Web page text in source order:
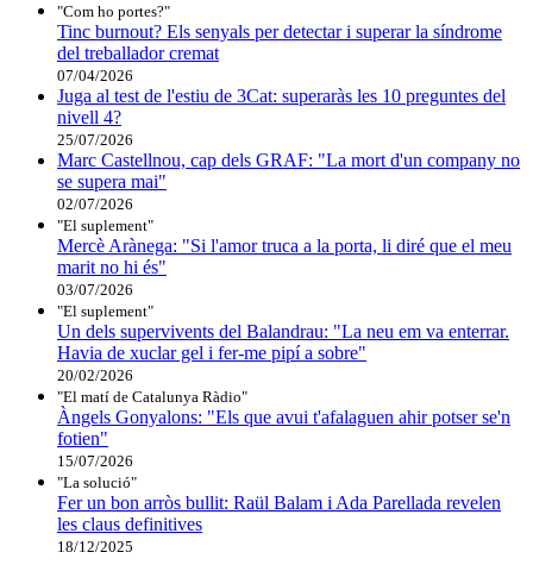
"Com ho portes?"
Tinc burnout? Els senyals per detectar i superar la síndrome
del treballador cremat
07/04/2026
Juga al test de l'estiu de 3Cat: superaràs les 10 preguntes del
nivell 4?
25/07/2026
Marc Castellnou, cap dels GRAF: "La mort d'un company no
se supera mai"
02/07/2026
"El suplement"
Mercè Arànega: "Si l'amor truca a la porta, li diré que el meu
marit no hi és"
03/07/2026
"El suplement"
Un dels supervivents del Balandrau: "La neu em va enterrar.
Havia de xuclar gel i fer-me pipí a sobre"
20/02/2026
"El matí de Catalunya Ràdio"
Àngels Gonyalons: "Els que avui t'afalaguen ahir potser se'n
fotien"
15/07/2026
"La solució"
Fer un bon arròs bullit: Raül Balam i Ada Parellada revelen
les claus definitives
18/12/2025